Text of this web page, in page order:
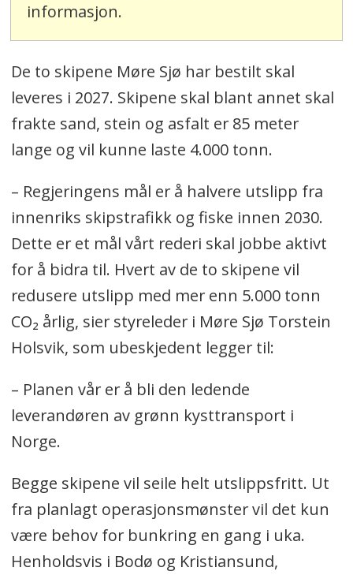
informasjon.
De to skipene Møre Sjø har bestilt skal
leveres i 2027. Skipene skal blant annet skal
frakte sand, stein og asfalt er 85 meter
lange og vil kunne laste 4.000 tonn.
– Regjeringens mål er å halvere utslipp fra
innenriks skipstrafikk og fiske innen 2030.
Dette er et mål vårt rederi skal jobbe aktivt
for å bidra til. Hvert av de to skipene vil
redusere utslipp med mer enn 5.000 tonn
CO₂ årlig, sier styreleder i Møre Sjø Torstein
Holsvik, som ubeskjedent legger til:
– Planen vår er å bli den ledende
leverandøren av grønn kysttransport i
Norge.
Begge skipene vil seile helt utslippsfritt. Ut
fra planlagt operasjonsmønster vil det kun
være behov for bunkring en gang i uka.
Henholdsvis i Bodø og Kristiansund,